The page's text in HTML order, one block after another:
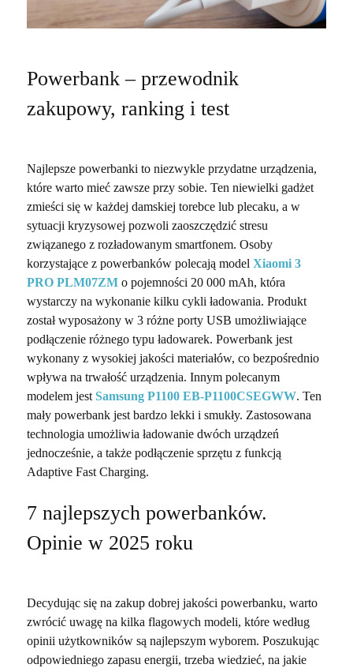
Powerbank – przewodnik
zakupowy, ranking i test
Najlepsze powerbanki to niezwykle przydatne urządzenia,
które warto mieć zawsze przy sobie. Ten niewielki gadżet
zmieści się w każdej damskiej torebce lub plecaku, a w
sytuacji kryzysowej pozwoli zaoszczędzić stresu
związanego z rozładowanym smartfonem. Osoby
korzystające z powerbanków polecają model Xiaomi 3
PRO PLM07ZMo pojemności 20 000 mAh, która
wystarczy na wykonanie kilku cykli ładowania. Produkt
został wyposażony w 3 różne porty USB umożliwiające
podłączenie różnego typu ładowarek. Powerbank jest
wykonany z wysokiej jakości materiałów, co bezpośrednio
wpływa na trwałość urządzenia. Innym polecanym
modelem jest Samsung P1100 EB-P1100CSEGWW. Ten
mały powerbank jest bardzo lekki i smukły. Zastosowana
technologia umożliwia ładowanie dwóch urządzeń
jednocześnie, a także podłączenie sprzętu z funkcją
Adaptive Fast Charging.
7 najlepszych powerbanków.
Opinie w 2025 roku
Decydując się na zakup dobrej jakości powerbanku, warto
zwrócić uwagę na kilka flagowych modeli, które według
opinii użytkowników są najlepszym wyborem. Poszukując
odpowiedniego zapasu energii, trzeba wiedzieć, na jakie